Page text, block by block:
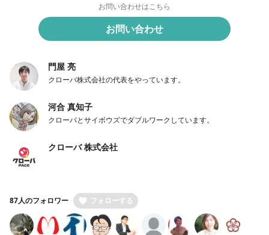
お問い合わせはこちら
お問い合わせ
門屋 亮
クローバ株式会社の代表をやっています。
河合 真知子
クローバとサイボウズでダブルワークしています。
クローバ 株式会社
87人のフォロワー フォローする